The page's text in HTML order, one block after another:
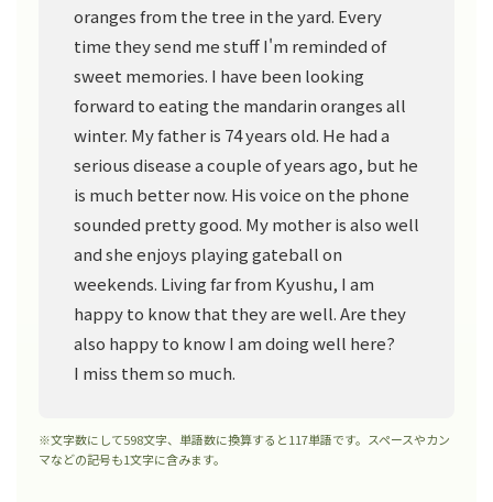
oranges from the tree in the yard. Every
time they send me stuff I'm reminded of
sweet memories. I have been looking
forward to eating the mandarin oranges all
winter. My father is 74 years old. He had a
serious disease a couple of years ago, but he
is much better now. His voice on the phone
sounded pretty good. My mother is also well
and she enjoys playing gateball on
weekends. Living far from Kyushu, I am
happy to know that they are well. Are they
also happy to know I am doing well here?
I miss them so much.
※文字数にして598文字、単語数に換算すると117単語です。スペースやカン
マなどの記号も1文字に含みます。